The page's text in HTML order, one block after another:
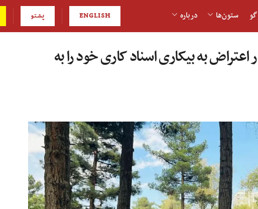
ستون‌ها درباره ENGLISH پشتو
به بیکاری اسناد کاری خود را به